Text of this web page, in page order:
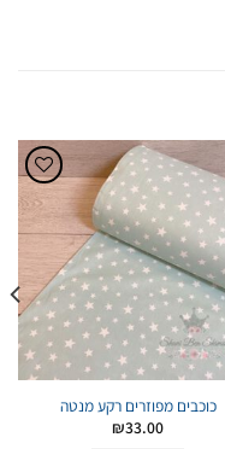
הוסף
לWishlist
כוכבים מפוזרים רקע מנטה
₪33.00